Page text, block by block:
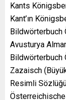
Kants
Kant’ın
Bildwörterbuch
Avusturya
Bildwörterbuch
Zazaisch
Resimli